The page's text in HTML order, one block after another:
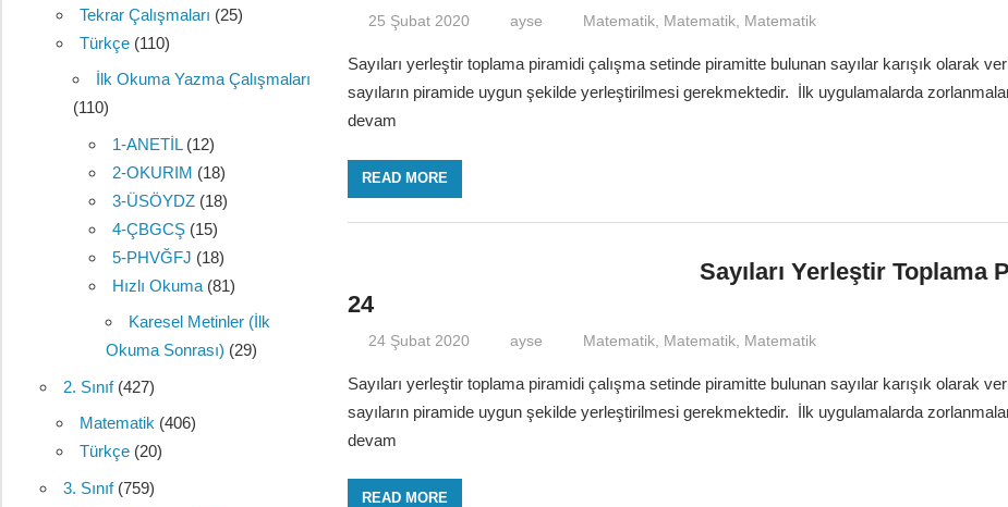
25 Şubat 2020 ayse Matematik, Matematik, Matematik
Sayıları yerleştir toplama piramidi çalışma setinde piramitte bulunan sayılar karışık olarak
sayıların piramide uygun şekilde yerleştirilmesi gerekmektedir. İlk uygulamalarda
devam
READ MORE
Sayıları Yerleştir Toplama
24
24 Şubat 2020 ayse Matematik, Matematik, Matematik
Sayıları yerleştir toplama piramidi çalışma setinde piramitte bulunan sayılar karışık olarak
sayıların piramide uygun şekilde yerleştirilmesi gerekmektedir. İlk uygulamalarda
devam
READ MORE
Tekrar Çalışmaları (25)
Türkçe(110)
İlk Okuma Yazma Çalışmaları
(110)
1-ANETİL(12)
2-OKURIM (18)
3-ÜSÖYDZ(18)
4-ÇBGCŞ(15)
5-PHVĞFJ (18)
Hızlı Okuma(81)
Karesel Metinler (İlk
Okuma Sonrası) (29)
2. Sınıf(427)
Matematik(406)
Türkçe(20)
3. Sınıf(759)